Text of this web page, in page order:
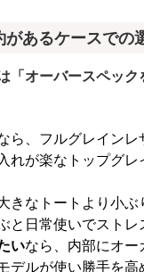
あるケースでの
「オーバースペック
ら、フルグレインレ
れが楽なトップグ
きなトートより小ぶ
と日常使いでストレ
いなら、内部にオ
デルが使い勝手を高